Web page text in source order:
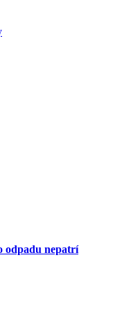
odpadu nepatrí